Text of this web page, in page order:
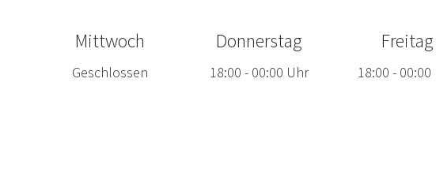
Mittwoch
Geschlossen
Donnerstag
18:00 - 00:00 Uhr
Freitag
18:00 - 00:00